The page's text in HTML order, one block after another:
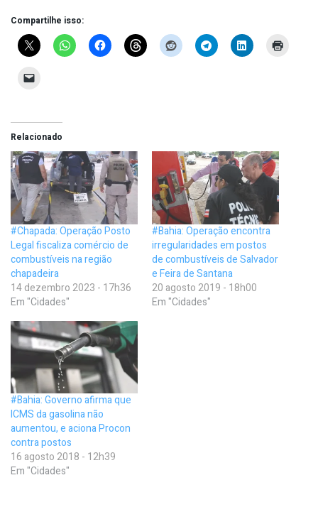
Compartilhe isso:
Relacionado
#Chapada: Operação Posto
Legal fiscaliza comércio de
combustíveis na região
chapadeira
14 dezembro 2023 - 17h36
Em "Cidades"
#Bahia: Operação encontra
irregularidades em postos
de combustíveis de Salvador
e Feira de Santana
20 agosto 2019 - 18h00
Em "Cidades"
#Bahia: Governo afirma que
ICMS da gasolina não
aumentou, e aciona Procon
contra postos
16 agosto 2018 - 12h39
Em "Cidades"